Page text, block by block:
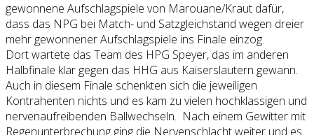
gewonnene Aufschlagspiele von Marouane/Kraut dafür,
dass das NPG bei Match- und Satzgleichstand wegen dreier
mehr gewonnener Aufschlagspiele ins Finale einzog.
Dort wartete das Team des HPG Speyer, das im anderen
Halbfinale klar gegen das HHG aus Kaiserslautern gewann.
Auch in diesem Finale schenkten sich die jeweiligen
Kontrahenten nichts und es kam zu vielen hochklassigen und
nervenaufreibenden Ballwechseln. Nach einem Gewitter mit
Regenunterbrechung ging die Nervenschlacht weiter und es